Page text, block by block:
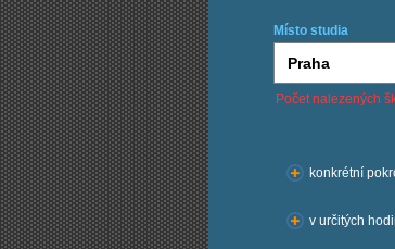
Místo studia
Počet nalezených
konkrétní
v určitých